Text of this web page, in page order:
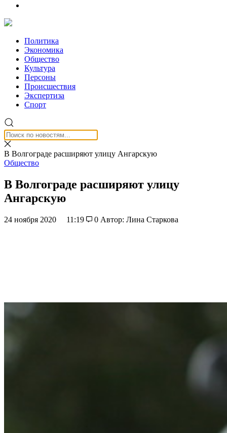
Политика
Экономика
Общество
Культура
Персоны
Происшествия
Экспертиза
Спорт
В Волгограде расширяют улицу Ангарскую
Общество
В Волгограде расширяют улицу
Ангарскую
24 ноября 2020 11:19 0 Автор: Лина Старкова